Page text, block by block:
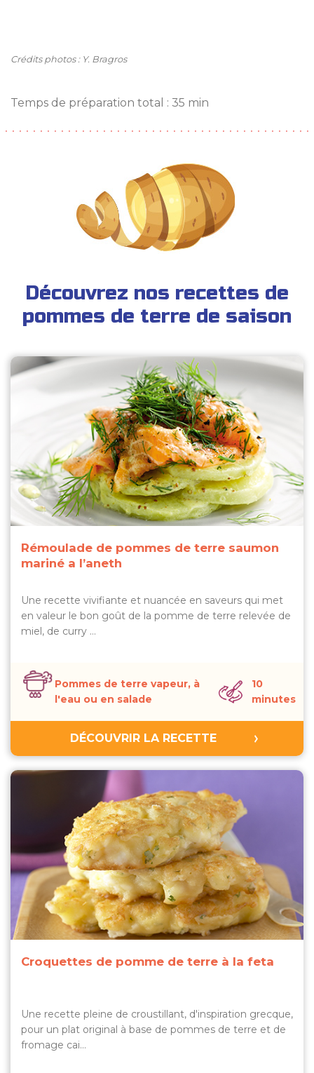
Crédits photos : Y. Bragros
Temps de préparation total : 35 min
Découvrez nos recettes de
pommes de terre de saison
Rémoulade de pommes de terre saumon
mariné a l’aneth
Une recette vivifiante et nuancée en saveurs qui met
en valeur le bon goût de la pomme de terre relevée de
miel, de curry …
Pommes de terre vapeur, à
l'eau ou en salade
10
minutes
DÉCOUVRIR LA RECETTE
Croquettes de pomme de terre à la feta
Une recette pleine de croustillant, d'inspiration grecque,
pour un plat original à base de pommes de terre et de
fromage cai…